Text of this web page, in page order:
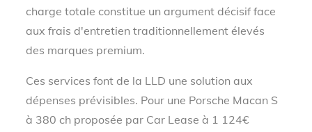
charge totale constitue un argument décisif face
aux frais d'entretien traditionnellement élevés
des marques premium.
Ces services font de la LLD une solution aux
dépenses prévisibles. Pour une Porsche Macan S
à 380 ch proposée par Car Lease à 1 124€